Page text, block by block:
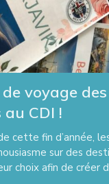
voyage
CDI !
cette fin d’année,
sur des
choix afin de créer